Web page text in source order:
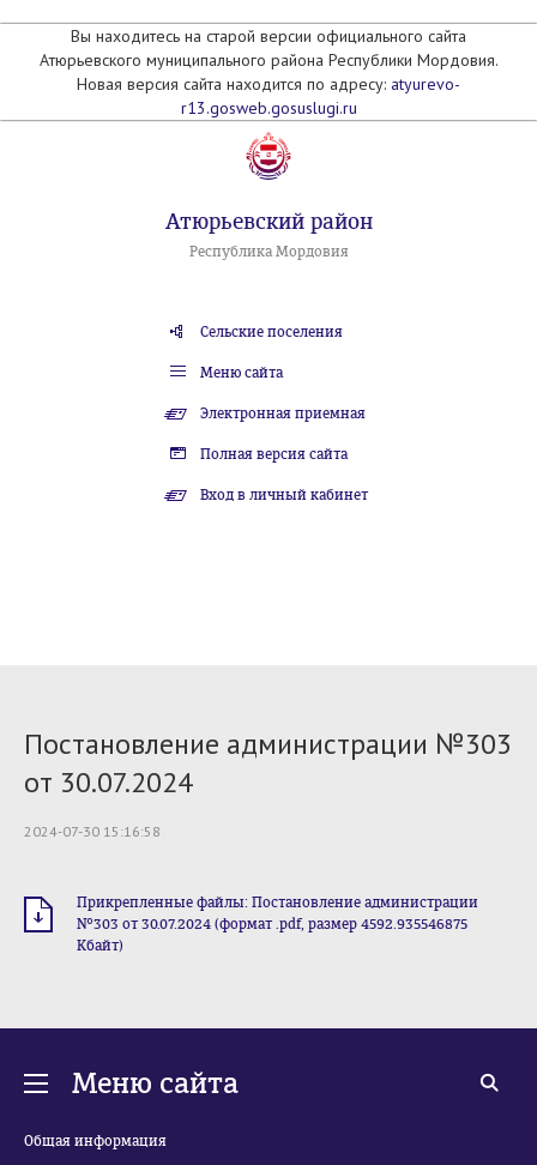
Вы находитесь на старой версии официального сайта
Атюрьевского муниципального района Республики Мордовия.
Новая версия сайта находится по адресу: atyurevo-
r13.gosweb.gosuslugi.ru
Атюрьевский район
Республика Мордовия
Сельские поселения
Меню сайта
Электронная приемная
Полная версия сайта
Вход в личный кабинет
Постановление администрации №303
от 30.07.2024
2024-07-30 15:16:58
Прикрепленные файлы: Постановление администрации
№303 от 30.07.2024 (формат .pdf, размер 4592.935546875
Кбайт)
Меню сайта
Общая информация